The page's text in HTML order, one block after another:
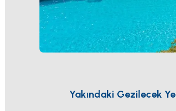
Yakındaki Gezilecek